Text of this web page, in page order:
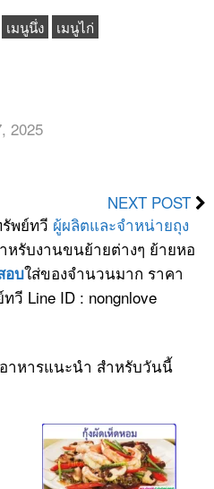
เมนูนึ่ง เมนูไก่
2025
NEXT POST
พย์ทวี ผู้ผลิตและจำหน่ายถุง
หรับงานขนย้ายต่างๆ ย้ายหอ
อบใส่ของจำนวนมาก ราคา
วี Line ID : nongnlove
าหารแนะนำ สำหรับวันนี้